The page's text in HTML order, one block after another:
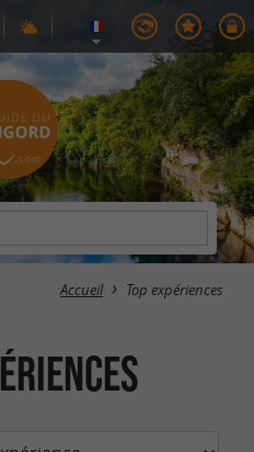
Accueil Top expériences